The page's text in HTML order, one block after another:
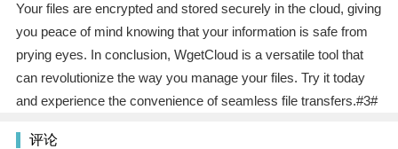
Your files are encrypted and stored securely in the cloud, giving
you peace of mind knowing that your information is safe from
prying eyes. In conclusion, WgetCloud is a versatile tool that
can revolutionize the way you manage your files. Try it today
and experience the convenience of seamless file transfers.#3#
评论